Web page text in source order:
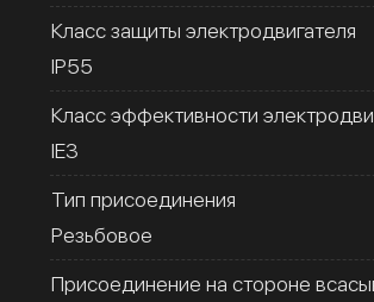
Класс защиты электродвигателя
IP55
Класс эффективности
IE3
Тип присоединения
Резьбовое
Присоединение на стороне